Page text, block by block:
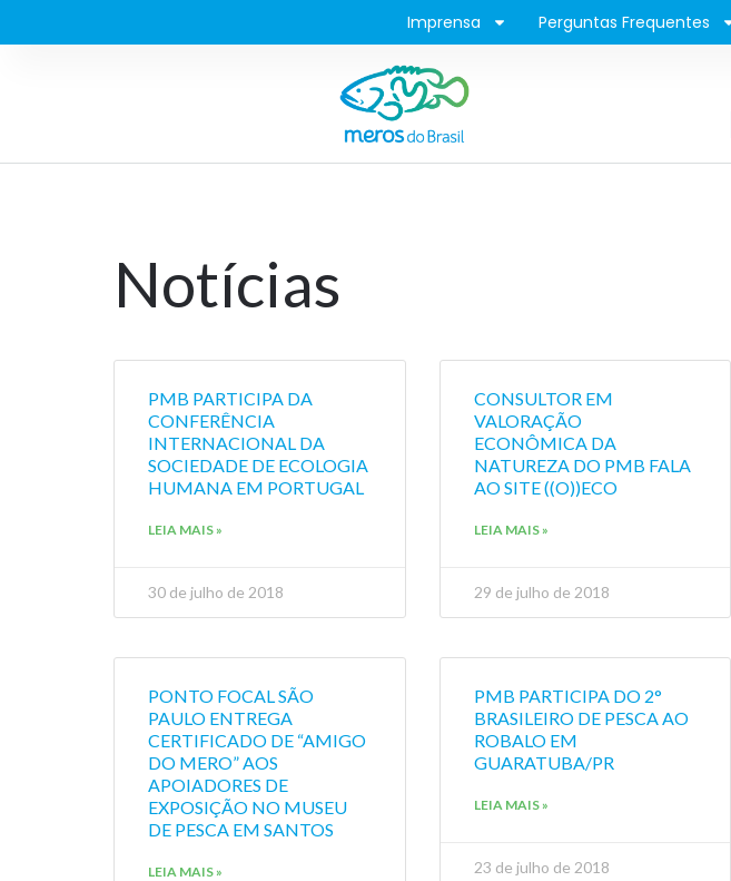
Imprensa Perguntas Frequentes
Notícias
PMB PARTICIPA DA
CONFERÊNCIA
INTERNACIONAL DA
SOCIEDADE DE ECOLOGIA
HUMANA EM PORTUGAL
LEIA MAIS »
30 de julho de 2018
CONSULTOR EM
VALORAÇÃO
ECONÔMICA DA
NATUREZA DO PMB FALA
AO SITE ((O))ECO
LEIA MAIS »
29 de julho de 2018
PONTO FOCAL SÃO
PAULO ENTREGA
CERTIFICADO DE “AMIGO
DO MERO” AOS
APOIADORES DE
EXPOSIÇÃO NO MUSEU
DE PESCA EM SANTOS
LEIA MAIS »
PMB PARTICIPA DO 2°
BRASILEIRO DE PESCA AO
ROBALO EM
GUARATUBA/PR
LEIA MAIS »
23 de julho de 2018